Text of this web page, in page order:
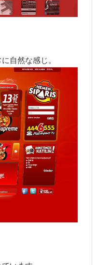
自然な感じ。